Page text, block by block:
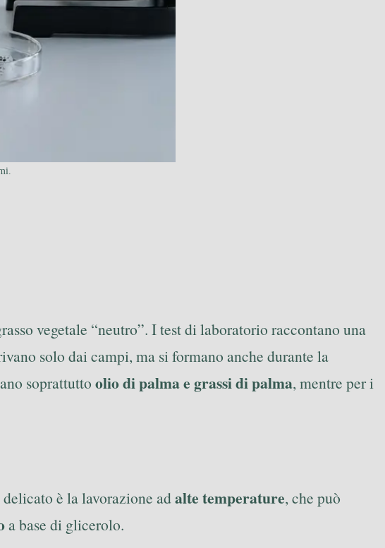
vegetale “neutro”. I test di laboratorio raccontano una
solo dai campi, ma si formano anche durante la
soprattutto olio di palma e grassi di palma, mentre per i
è la lavorazione adalte temperature, che può
a base di glicerolo.